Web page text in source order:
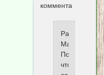
коммента
Pasha
Mammadov
Потому
что,